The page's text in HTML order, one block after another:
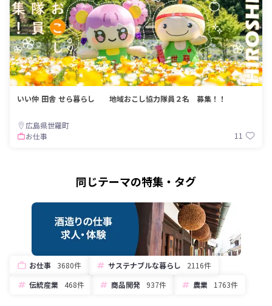
いい仲 田舎 せら暮らし 地域おこし協力隊員２名 募集！！
広島県世羅町
お仕事
11
同じテーマの特集・タグ
お仕事 3680件 サステナブルな暮らし
2116件
伝統産業
468件 商品開発 937件 農業 1763件